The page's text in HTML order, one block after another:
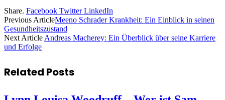
Share. Facebook Twitter LinkedIn
Previous ArticleMeeno Schrader Krankheit: Ein Einblick in seinen
Gesundheitszustand
Next Article Andreas Macherey: Ein Überblick über seine Karriere
und Erfolge
Related Posts